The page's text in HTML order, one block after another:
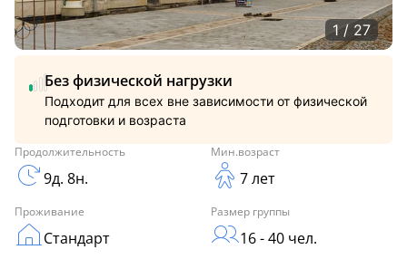
1 / 27
Продолжительность
9д. 8н.
Мин.возраст
7 лет
Проживание
Стандарт
Размер группы
16 - 40 чел.
Без физической нагрузки
Подходит для всех вне зависимости от физической
подготовки и возраста